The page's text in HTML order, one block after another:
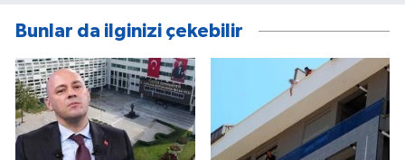
Bunlar da ilginizi çekebilir